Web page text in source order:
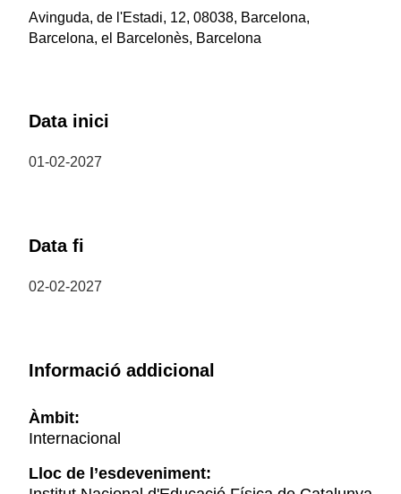
Avinguda, de l'Estadi, 12, 08038, Barcelona,
Barcelona, el Barcelonès, Barcelona
Data inici
01-02-2027
Data fi
02-02-2027
Informació addicional
Àmbit:
Internacional
Lloc de l’esdeveniment: